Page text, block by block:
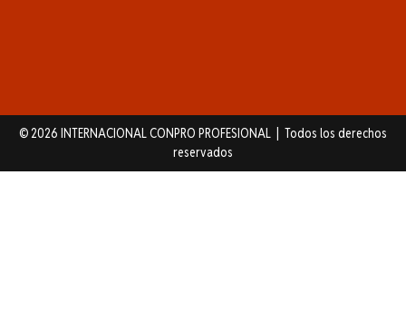
© 2026 INTERNACIONAL CONPRO PROFESIONAL | Todos los derechos
reservados